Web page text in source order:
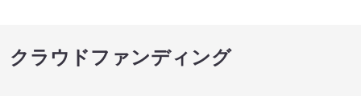
クラウドファンディング